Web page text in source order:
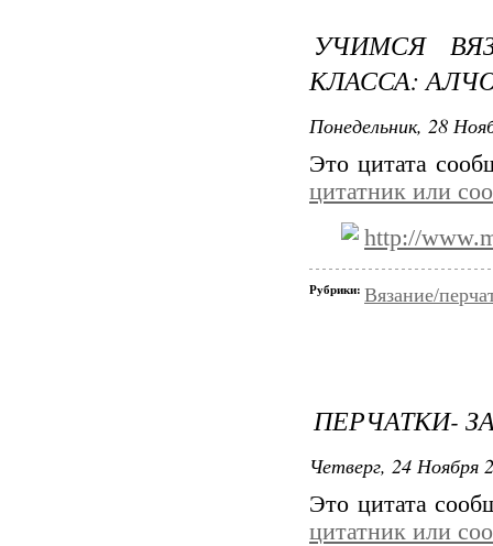
УЧИМСЯ
КЛАССА:
Понедельник, 28
Это цитата
цитатник или
http://
Рубрики: Вязание/
ПЕРЧАТКИ-
Четверг, 24 Ноября
Это цитата
цитатник или